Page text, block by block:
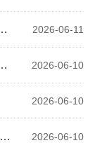
2026-06-11
2026-06-10
2026-06-10
2026-06-10